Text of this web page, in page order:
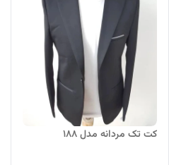
کت تک مردانه مدل 188